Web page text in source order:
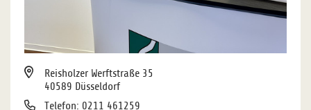
Reisholzer Werftstraße 35
40589 Düsseldorf
Telefon: 0211 461259